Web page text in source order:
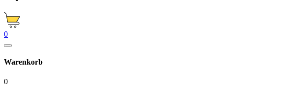
0
Warenkorb
0